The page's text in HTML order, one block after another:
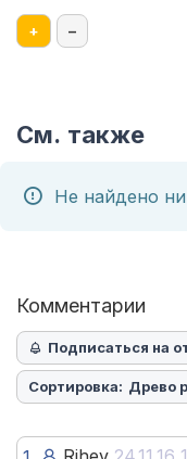
+ –
См. также
Не найдено
Комментарии
Подписаться на
Сортировка: Древо